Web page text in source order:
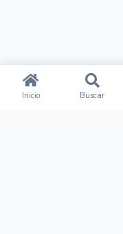
Inicio Buscar